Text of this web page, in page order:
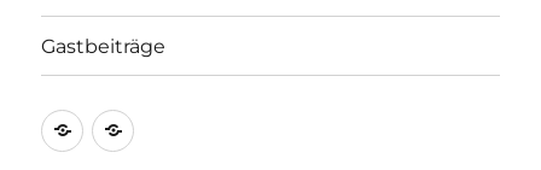
Gastbeiträge
Markenrecherche
Gastbeiträge